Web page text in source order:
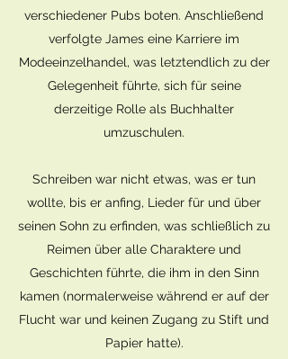
verschiedener Pubs boten. Anschließend
verfolgte James eine Karriere im
Modeeinzelhandel, was letztendlich zu der
Gelegenheit führte, sich für seine
derzeitige Rolle als Buchhalter
umzuschulen.
Schreiben war nicht etwas, was er tun
wollte, bis er anfing, Lieder für und über
seinen Sohn zu erfinden, was schließlich zu
Reimen über alle Charaktere und
Geschichten führte, die ihm in den Sinn
kamen (normalerweise während er auf der
Flucht war und keinen Zugang zu Stift und
Papier hatte).